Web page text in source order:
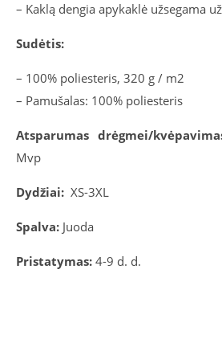
– Kaklą dengia apykaklė užsegama
Sudėtis:
– 100% poliesteris, 320 g / m2
– Pamušalas: 100% poliesteris
Atsparumas drėgmei/
Mvp
Dydžiai: XS-3XL
Spalva: Juoda
Pristatymas: 4-9 d. d.